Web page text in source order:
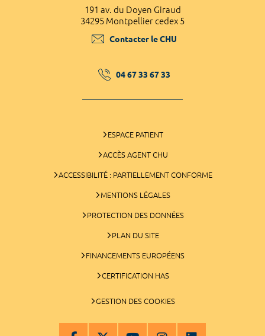
191 av. du Doyen Giraud
34295 Montpellier cedex 5
Contacter le CHU
04 67 33 67 33
ESPACE PATIENT
ACCÈS AGENT CHU
ACCESSIBILITÉ : PARTIELLEMENT CONFORME
MENTIONS LÉGALES
PROTECTION DES DONNÉES
PLAN DU SITE
FINANCEMENTS EUROPÉENS
CERTIFICATION HAS
GESTION DES COOKIES